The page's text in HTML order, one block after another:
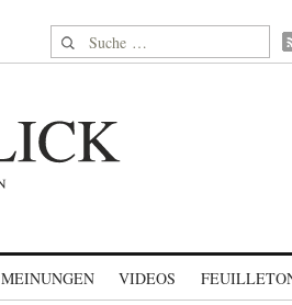
Suche nach:
MEINUNGEN VIDEOS